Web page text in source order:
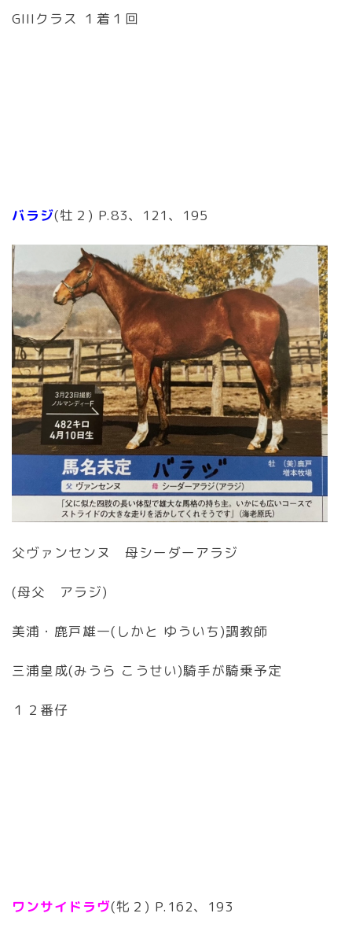
GIIIクラス １着１回
バラジ(牡２) P.83、121、195
父ヴァンセンヌ 母シーダーアラジ
(母父 アラジ)
美浦・鹿戸雄一(しかと ゆういち)調教師
三浦皇成(みうら こうせい)騎手が騎乗予定
１２番仔
ワンサイドラヴ(牝２) P.162、193